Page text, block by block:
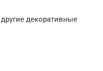
декоративные